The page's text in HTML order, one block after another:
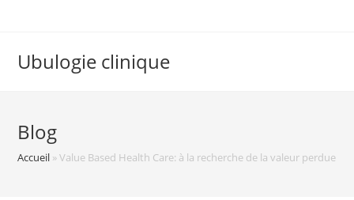
Ubulogie clinique
Blog
Accueil »Value Based Health Care: à la recherche de la valeur perdue